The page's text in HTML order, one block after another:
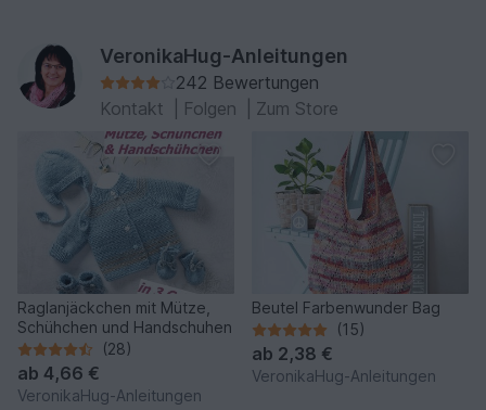
VeronikaHug-Anleitungen
242 Bewertungen
Kontakt
Folgen Zum Store
Raglanjäckchen mit Mütze,
Schühchen und Handschuhen
(28)
ab 4,66 €
VeronikaHug-Anleitungen
Beutel Farbenwunder Bag
(15)
ab 2,38 €
VeronikaHug-Anleitungen